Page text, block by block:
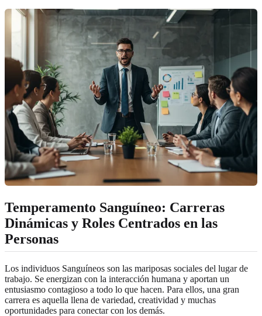
Temperamento Sanguíneo: Carreras
Dinámicas y Roles Centrados en las
Personas
Los individuos Sanguíneos son las mariposas sociales del lugar de
trabajo. Se energizan con la interacción humana y aportan un
entusiasmo contagioso a todo lo que hacen. Para ellos, una gran
carrera es aquella llena de variedad, creatividad y muchas
oportunidades para conectar con los demás.